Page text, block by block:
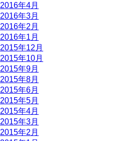
2016年4月
2016年3月
2016年2月
2016年1月
2015年12月
2015年10月
2015年9月
2015年8月
2015年6月
2015年5月
2015年4月
2015年3月
2015年2月